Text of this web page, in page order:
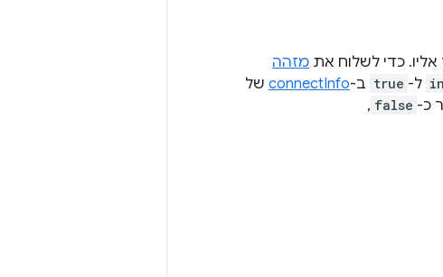
מזהה
ל- true ב-connectInfo של
false
,‏